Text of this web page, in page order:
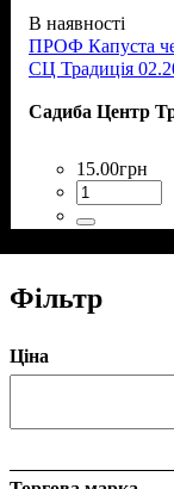
В наявності
ПРОФ Капуста
СЦ Традиція
Садиба Центр
15.00грн
Фільтр
Ціна